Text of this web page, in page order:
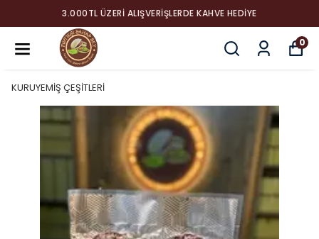
3.000TL ÜZERI ALIŞVERIŞLERDE KAHVE HEDIYE
0
KURUYEMİŞ ÇEŞİTLERİ